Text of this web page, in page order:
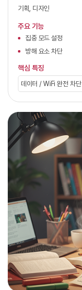
기획, 디자인
주요 기능
집중 모드 설정
방해 요소 차단
핵심 특징
데이터 / WiFi 완전 차단